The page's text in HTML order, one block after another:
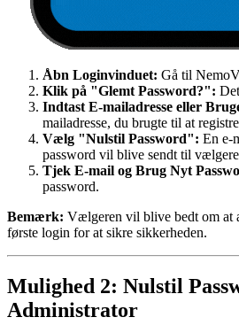
Åbn Loginvinduet: Gå til
Klik på "Glemt Password?":
Indtast E-mailadresse eller
mailadresse, du brugte til at
Vælg "Nulstil Password": En e-
password vil blive sendt til
Tjek E-mail og Brug Nyt
password.
Bemærk: Vælgeren vil blive bedt om at
første login for at sikre sikkerheden.
Mulighed 2: Nulstil
Administrator